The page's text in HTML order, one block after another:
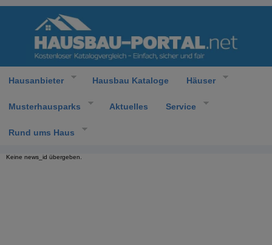
Hausanbieter Hausbau Kataloge Häuser
Musterhausparks Aktuelles Service
Rund ums Haus
Keine news_id übergeben.